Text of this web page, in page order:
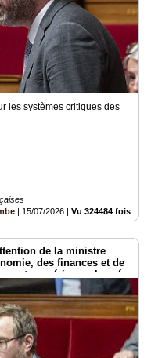
les systèmes critiques des
| 15/07/2026 | Vu 324484 fois
de la ministre
des finances et de
et numérique, chargée